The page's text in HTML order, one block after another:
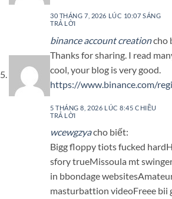
30 THÁNG 7, 2026 LÚC 10:07 SÁNG
TRẢ LỜI
binance account creationcho
Thanks for sharing. I read
cool, your blog is very good.
https://www.binance.com/
5 THÁNG 8, 2026 LÚC 8:45 CHIỀU
TRẢ LỜI
wcewgzyacho biết:
Bigg floppy tiots fucked
sfory trueMissoula mt
in bbondage
masturbattion videoFreee bii